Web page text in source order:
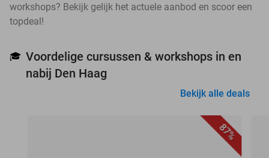
workshops? Bekijk gelijk het actuele aanbod en scoor een
topdeal!
🎓 Voordelige cursussen & workshops in en
nabij Den Haag
Bekijk alle deals
87%